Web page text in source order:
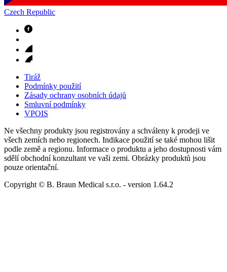
Czech Republic
Tiráž
Podmínky použití
Zásady ochrany osobních údajů
Smluvní podmínky
VPOIS
Ne všechny produkty jsou registrovány a schváleny k prodeji ve
všech zemích nebo regionech. Indikace použití se také mohou lišit
podle země a regionu. Informace o produktu a jeho dostupnosti vám
sdělí obchodní konzultant ve vaši zemi. Obrázky produktů jsou
pouze orientační.
Copyright © B. Braun Medical s.r.o. - version 1.64.2